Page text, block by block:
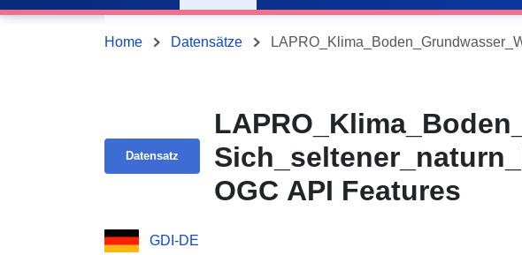
Home Datensätze
Datensatz
OGC API Features
GDI-DE